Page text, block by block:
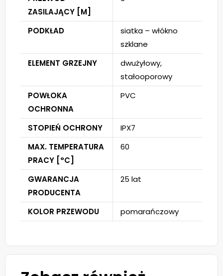
ZASILAJĄCY [M]
PODKŁAD
siatka – włókno
szklane
ELEMENT GRZEJNY
dwużyłowy,
stałooporowy
POWŁOKA
OCHRONNA
PVC
STOPIEŃ OCHRONY
IPX7
MAX. TEMPERATURA
PRACY [°C]
60
GWARANCJA
PRODUCENTA
25 lat
KOLOR PRZEWODU pomarańczowy